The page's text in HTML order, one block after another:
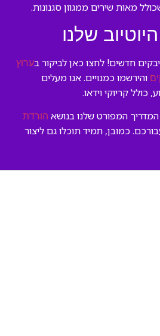
מאות שירים ממגוון סגנונות.
שלנו
חדשים! לחצו כאן לביקור בערוץ
והירשמו כמנויים. אנו מעלים
קריוקי וידאו.
המפורט שלנו בנושא הורדת
כמובן, תמיד תוכלו גם ליצור